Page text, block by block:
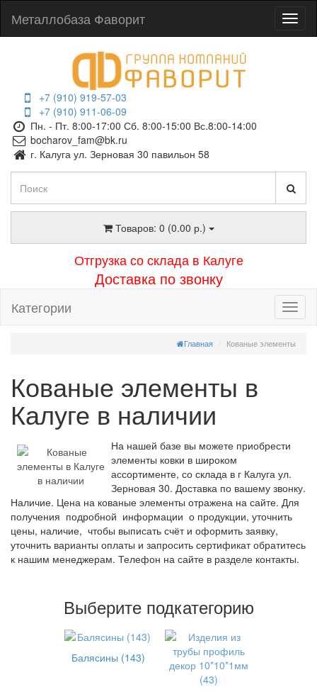
Металлобаза Фаворит
+7 (910) 919-57-03
+7 (910) 911-06-09
Пн. - Пт. 8:00-17:00 Сб. 8:00-15:00 Вс.8:00-14:00
bocharov_fam@bk.ru
г. Калуга ул. Зерновая 30 павильон 58
Товаров: 0 (0.00 р.)
Отгрузка со склада в Калуге
Доставка по звонку
Категории
Главная Кованые элементы
Кованые элементы в
Калуге в наличии
На нашей базе вы можете приобрести
элементы ковки в широком
ассортименте, со склада в г Калуга ул.
Зерновая 30. Доставка по вашему звонку.
Наличие. Цена на кованые элементы отражена на сайте. Для
получения подробной информации о продукции, уточнить
цены, наличие, чтобы выписать счёт и оформить заявку,
уточнить варианты оплаты и запросить сертификат обратитесь
к нашим менеджерам. Телефон на сайте в разделе контакты.
Выберите подкатегорию
Балясины (143)